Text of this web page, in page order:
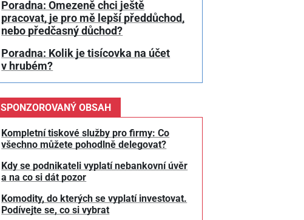
Poradna: Omezeně chci ještě
pracovat, je pro mě lepší předdůchod,
nebo předčasný důchod?
Poradna: Kolik je tisícovka na účet
v hrubém?
SPONZOROVANÝ OBSAH
Kompletní tiskové služby pro firmy: Co
všechno můžete pohodlně delegovat?
Kdy se podnikateli vyplatí nebankovní úvěr
a na co si dát pozor
Komodity, do kterých se vyplatí investovat.
Podívejte se, co si vybrat